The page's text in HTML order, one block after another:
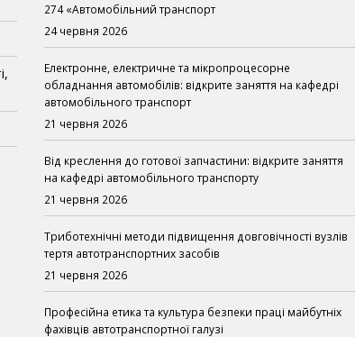
274 «Автомобільний транспорт
24 червня 2026
Електронне, електричне та мікропроцесорне
обладнання автомобілів: відкрите заняття на кафедрі
автомобільного транспорт
21 червня 2026
Від креслення до готової запчастини: відкрите заняття
на кафедрі автомобільного транспорту
21 червня 2026
Триботехнічні методи підвищення довговічності вузлів
тертя автотранспортних засобів
21 червня 2026
Професійна етика та культура безпеки праці майбутніх
фахівців автотранспортної галузі